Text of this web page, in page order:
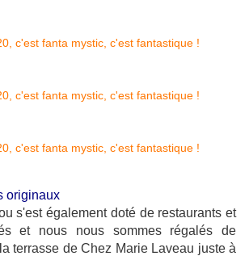
originaux
s'est également doté de restaurants et
et nous nous sommes régalés de
terrasse de Chez Marie Laveau juste à